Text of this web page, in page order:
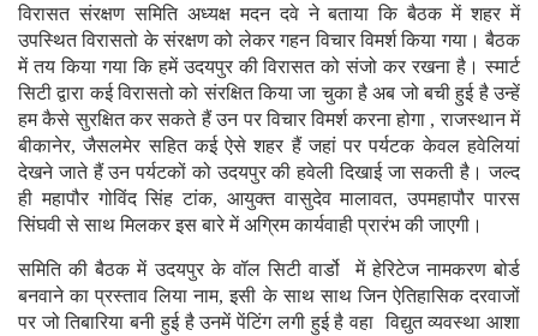
विरासत संरक्षण समिति अध्यक्ष मदन दवे ने बताया कि बैठक में शहर में
उपस्थित विरासतो के संरक्षण को लेकर गहन विचार विमर्श किया गया। बैठक
में तय किया गया कि हमें उदयपुर की विरासत को संजो कर रखना है। स्मार्ट
सिटी द्वारा कई विरासतो को संरक्षित किया जा चुका है अब जो बची हुई है उन्हें
हम कैसे सुरक्षित कर सकते हैं उन पर विचार विमर्श करना होगा , राजस्थान में
बीकानेर, जैसलमेर सहित कई ऐसे शहर हैं जहां पर पर्यटक केवल हवेलियां
देखने जाते हैं उन पर्यटकों को उदयपुर की हवेली दिखाई जा सकती है। जल्द
ही महापौर गोविंद सिंह टांक, आयुक्त वासुदेव मालावत, उपमहापौर पारस
सिंघवी से साथ मिलकर इस बारे में अग्रिम कार्यवाही प्रारंभ की जाएगी।
समिति की बैठक में उदयपुर के वॉल सिटी वार्डो में हेरिटेज नामकरण बोर्ड
बनवाने का प्रस्ताव लिया नाम, इसी के साथ साथ जिन ऐतिहासिक दरवाजों
पर जो तिबारिया बनी हुई है उनमें पेंटिंग लगी हुई है वहा विद्युत व्यवस्था आशा